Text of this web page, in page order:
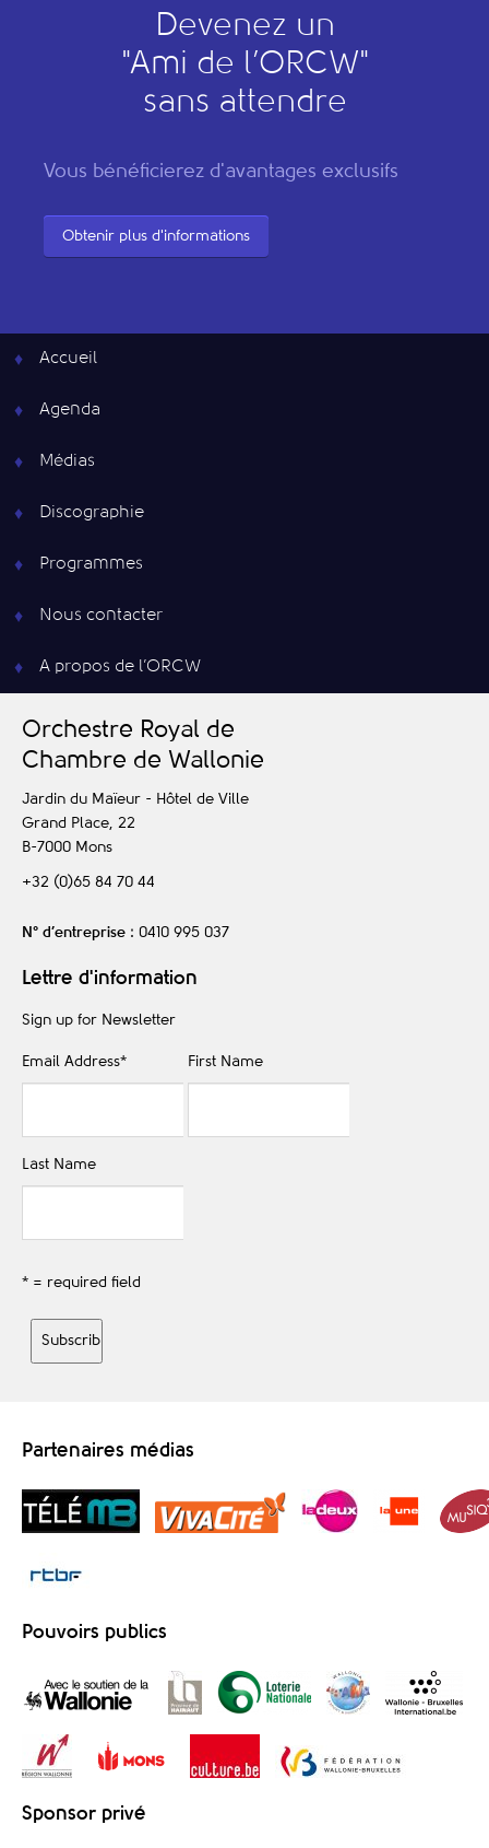
Devenez un
"Ami de l’ORCW"
sans attendre
Vous bénéficierez d'avantages exclusifs
Obtenir plus d'informations
Accueil
Agenda
Médias
Discographie
Programmes
Nous contacter
A propos de l’ORCW
Orchestre Royal de
Chambre de Wallonie
Jardin du Maïeur - Hôtel de Ville
Grand Place, 22
B-7000 Mons
+32 (0)65 84 70 44
N° d’entreprise : 0410 995 037
Lettre d'information
Sign up for Newsletter
Email Address* First Name
Last Name
* = required field
Partenaires médias
Pouvoirs publics
Sponsor privé